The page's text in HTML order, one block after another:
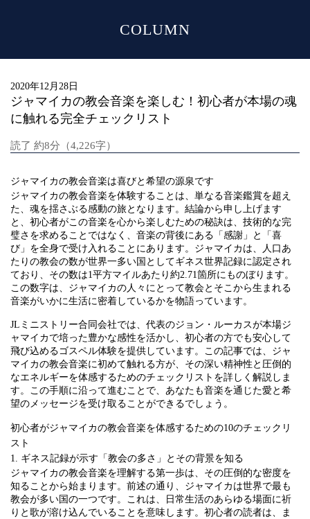
COLUMN
2020年12月28日
ジャマイカの教会音楽を楽しむ！初心者が本場の魂
に触れる完全チェックリスト
読了 約8分（4,226字）
ジャマイカの教会音楽は喜びと希望の源泉です
ジャマイカの教会音楽を体験することは、単なる音楽鑑賞を超え
た、魂を揺さぶる感動の旅となります。結論から申し上げます
と、初心者がこの音楽を心から楽しむための秘訣は、技術的な完
璧さを求めることではなく、音楽の背後にある「感謝」と「喜
び」を全身で受け入れることにあります。ジャマイカは、人口あ
たりの教会の数が世界一多い国としてギネス世界記録に認定され
ており、その数は1平方マイルあたり約2.71箇所にものぼります。
この数字は、ジャマイカの人々にとって教会とそこから生まれる
音楽がいかに生活に密着しているかを物語っています。
JLミニストリー合同会社では、代表のジョン・ルーカスが本場ジ
ャマイカで培った豊かな感性を活かし、初心者の方でも安心して
飛び込めるゴスペル体験を提供しています。この記事では、ジャ
マイカの教会音楽に初めて触れる方が、その深い精神性と圧倒的
なエネルギーを体感するためのチェックリストを詳しく解説しま
す。この手順に沿って進むことで、あなたも音楽を通じた愛と希
望のメッセージを受け取ることができるでしょう。
初心者がジャマイカの教会音楽を体感するための10のチェックリ
スト
1. ギネス記録が示す「教会の多さ」とその背景を知る
ジャマイカの教会音楽を理解する第一歩は、その圧倒的な密度を
知ることから始まります。前述の通り、ジャマイカは世界で最も
教会が多い国の一つです。これは、日常生活のあらゆる場面に祈
りと歌が溶け込んでいることを意味します。初心者の読者は、ま